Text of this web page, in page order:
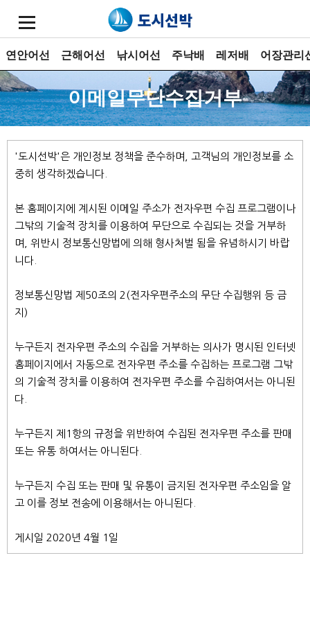
연안어선 근해어선 낚시어선 주낙배 레저배 어장관리
이메일무단수집거부
'도시선박'은 개인정보 정책을 준수하며, 고객님의 개인정보를 소
중히 생각하겠습니다.
본 홈페이지에 계시된 이메일 주소가 전자우편 수집 프로그램이나
그밖의 기술적 장치를 이용하여 무단으로 수집되는 것을 거부하
며, 위반시 정보통신망법에 의해 형사처벌 됨을 유념하시기 바랍
니다.
정보통신망법 제50조의 2(전자우편주소의 무단 수집행위 등 금
지)
누구든지 전자우편 주소의 수집을 거부하는 의사가 명시된 인터넷
홈페이지에서 자동으로 전자우편 주소를 수집하는 프로그램 그밖
의 기술적 장치를 이용하여 전자우편 주소를 수집하여서는 아니된
다.
누구든지 제1항의 규정을 위반하여 수집된 전자우편 주소를 판매
또는 유통 하여서는 아니된다.
누구든지 수집 또는 판매 및 유통이 금지된 전자우편 주소임을 알
고 이를 정보 전송에 이용해서는 아니된다.
게시일 2020년 4월 1일